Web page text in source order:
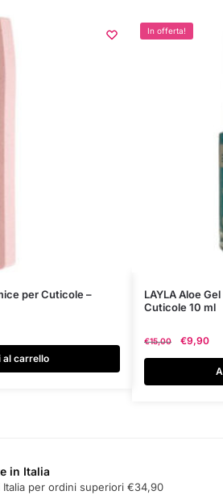
per Cuticole –
carrello
In offerta!
LAYLA Aloe
Cuticole 10 ml
€15,00
Il
prezzo
originale
era:
€9,90
in Italia
Italia per ordini superiori €34,90